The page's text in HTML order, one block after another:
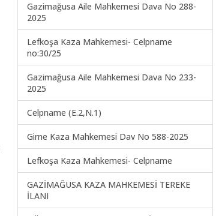
Gazimağusa Aile Mahkemesi Dava No 288-
2025
Lefkoşa Kaza Mahkemesi- Celpname
no:30/25
Gazimağusa Aile Mahkemesi Dava No 233-
2025
Celpname (E.2,N.1)
Girne Kaza Mahkemesi Dav No 588-2025
Lefkoşa Kaza Mahkemesi- Celpname
GAZİMAĞUSA KAZA MAHKEMESİ TEREKE
İLANI